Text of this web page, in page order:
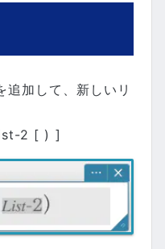
追加して、新しいリ
2 [ ) ]